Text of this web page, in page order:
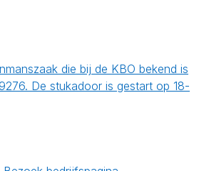
die bij de KBO bekend is
De stukadoor is gestart op 18-